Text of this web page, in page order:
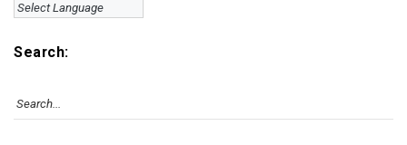
Search: